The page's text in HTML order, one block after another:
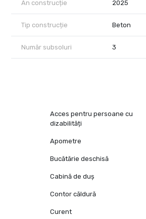
An construcție 2025
Tip construcție Beton
Număr subsoluri 3
Acces pentru persoane cu
dizabilități
Apometre
Bucătărie deschisă
Cabină de duș
Contor căldură
Curent